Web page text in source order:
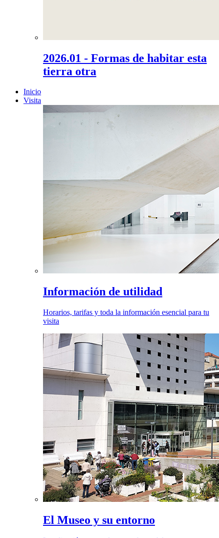
2026.01 - Formas de habitar esta
tierra otra
Inicio
Visita
Información de utilidad
Horarios, tarifas y toda la información esencial para tu
visita
El Museo y su entorno